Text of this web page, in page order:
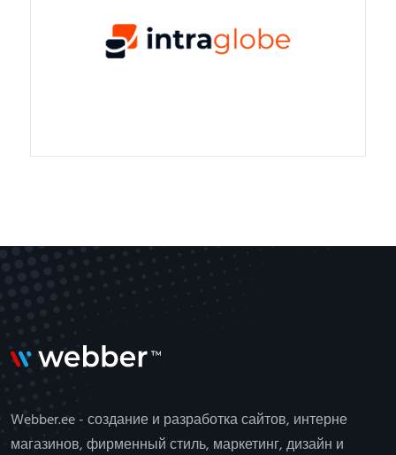
Webber.ee - создание и разработка сайтов, интерне
магазинов, фирменный стиль, маркетинг, дизайн и